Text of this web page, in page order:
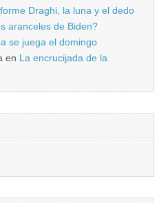
Draghi, la luna y el dedo
aranceles de Biden?
se juega el domingo
en La encrucijada de la